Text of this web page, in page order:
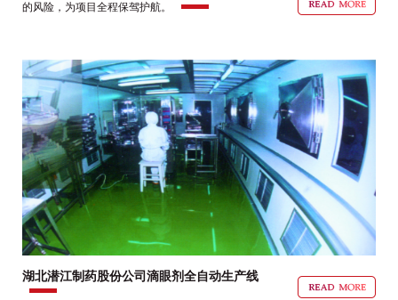
的风险，为项目全程保驾护航。
湖北潜江制药股份公司滴眼剂全自动生产线